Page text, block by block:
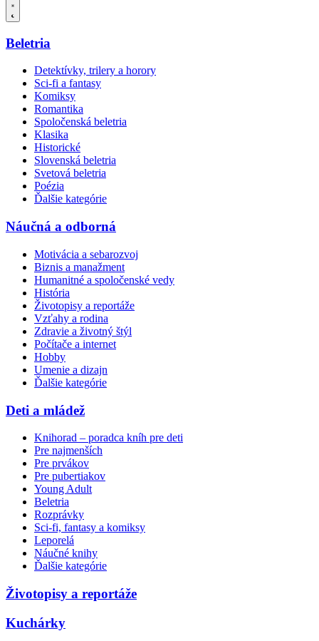
Beletria
Detektívky, trilery a horory
Sci-fi a fantasy
Komiksy
Romantika
Spoločenská beletria
Klasika
Historické
Slovenská beletria
Svetová beletria
Poézia
Ďalšie kategórie
Náučná a odborná
Motivácia a sebarozvoj
Biznis a manažment
Humanitné a spoločenské vedy
História
Životopisy a reportáže
Vzťahy a rodina
Zdravie a životný štýl
Počítače a internet
Hobby
Umenie a dizajn
Ďalšie kategórie
Deti a mládež
Knihorad – poradca kníh pre deti
Pre najmenších
Pre prvákov
Pre pubertiakov
Young Adult
Beletria
Rozprávky
Sci-fi, fantasy a komiksy
Leporelá
Náučné knihy
Ďalšie kategórie
Životopisy a reportáže
Kuchárky